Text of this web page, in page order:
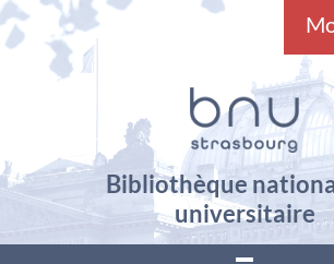
Bibliothèque
universitaire